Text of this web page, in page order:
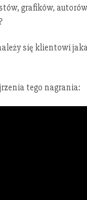
grafików,
się klientowi
tego nagrania: